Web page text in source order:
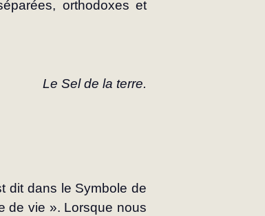
orthodoxes et
Le Sel de la terre.
dit dans le Symbole de
de vie ». Lorsque nous